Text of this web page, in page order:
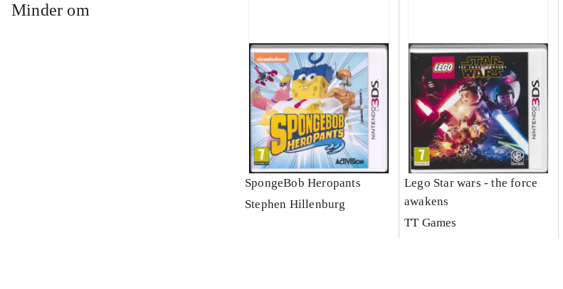
Minder om
SpongeBob Heropants
Stephen Hillenburg
Lego Star wars - the force
awakens
TT Games